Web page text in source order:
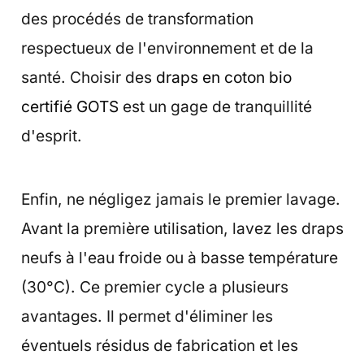
des procédés de transformation
respectueux de l'environnement et de la
santé. Choisir des draps en coton bio
certifié GOTSest un gage de tranquillité
d'esprit.
Enfin, ne négligez jamais le premier lavage.
Avant la première utilisation, lavez les draps
neufs à l'eau froide ou à basse température
(30°C). Ce premier cycle a plusieurs
avantages. Il permet d'éliminer les
éventuels résidus de fabrication et les